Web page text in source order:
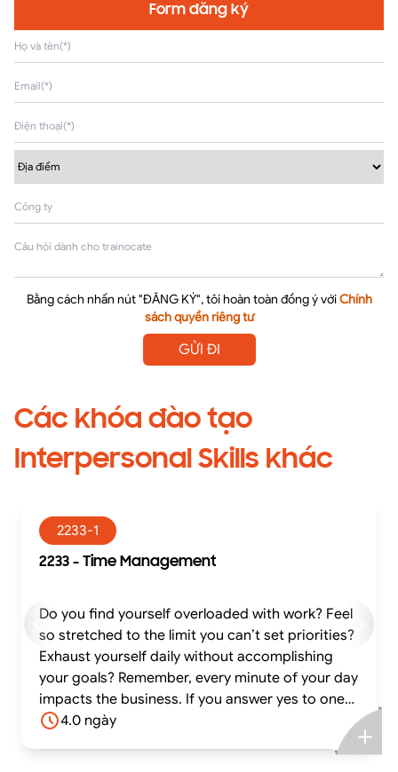
Form đăng ký
Bằng cách nhấn nút "ĐĂNG KÝ", tôi hoàn toàn đồng ý với Chính
sách quyền riêng tư
GỬI ĐI
Các khóa đào tạo
Interpersonal Skills khác
2233-1
2233 - Time Management
Do you find yourself overloaded with work? Feel
so stretched to the limit you can’t set priorities?
Exhaust yourself daily without accomplishing
your goals? Remember, every minute of your day
impacts the business. If you answer yes to one
or more of the above, it’s time to make real
4.0 ngày